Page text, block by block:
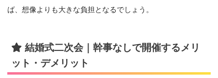
ば、想像よりも大きな負担となるでしょう。
結婚式二次会｜幹事なしで開催するメリ
ット・デメリット